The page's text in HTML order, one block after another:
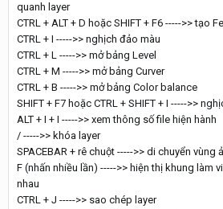
quanh layer
CTRL + ALT + D hoặc SHIFT + F6 ----->> tạo
CTRL + I ----->> nghịch đảo màu
CTRL + L ----->> mở bảng Level
CTRL + M ----->> mở bảng Curver
CTRL + B ----->> mở bảng Color balance
SHIFT + F7 hoặc CTRL + SHIFT + I ----->>
ALT + I + I ----->> xem thông số file hiện hành
/ ----->> khóa layer
SPACEBAR + rê chuột ----->> di chuyển vùng
F (nhấn nhiều lần) ----->> hiện thị khung làm
nhau
CTRL + J ----->> sao chép layer